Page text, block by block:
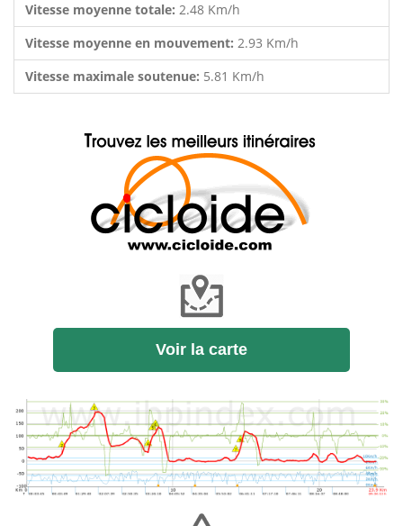
Vitesse moyenne totale: 2.48 Km/h
Vitesse moyenne en mouvement: 2.93 Km/h
Vitesse maximale soutenue: 5.81 Km/h
Voir la carte